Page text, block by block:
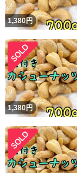
1,380円
1,380円